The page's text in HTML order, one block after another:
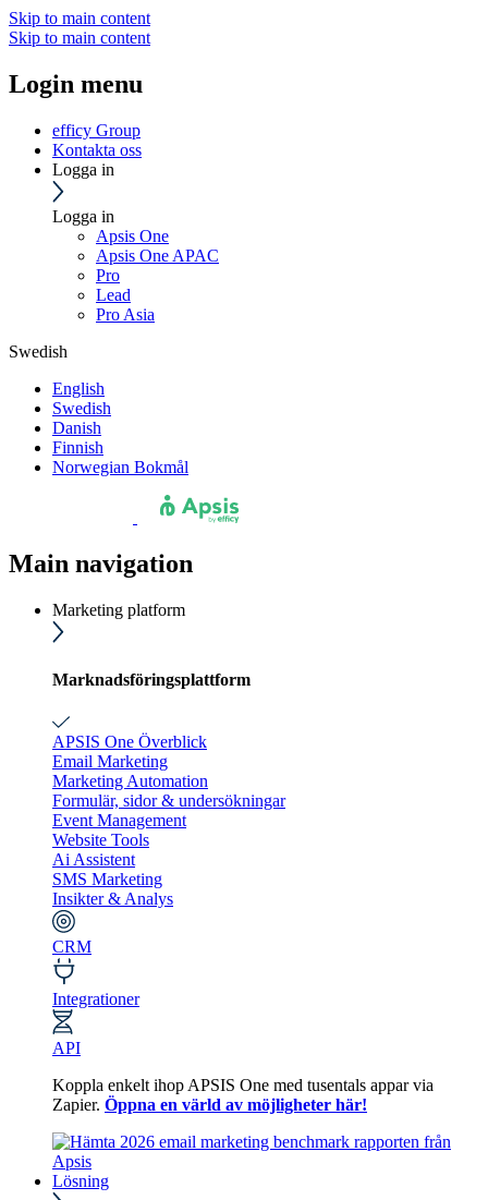
Skip to main content
Skip to main content
Login menu
efficy Group
Kontakta oss
Logga in
Logga in
Apsis One
Apsis One APAC
Pro
Lead
Pro Asia
Swedish
English
Swedish
Danish
Finnish
Norwegian Bokmål
Main navigation
Marketing platform
Marknadsföringsplattform
APSIS One Överblick
Email Marketing
Marketing Automation
Formulär, sidor & undersökningar
Event Management
Website Tools
Ai Assistent
SMS Marketing
Insikter & Analys
CRM
Integrationer
API
Koppla enkelt ihop APSIS One med tusentals appar via
Zapier. Öppna en värld av möjligheter här!
Lösning